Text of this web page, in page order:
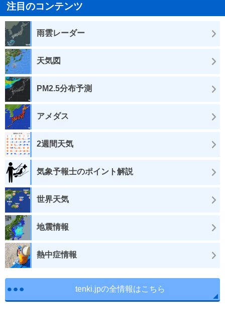
注目のコンテンツ
雨雲レーダー
天気図
PM2.5分布予測
アメダス
2週間天気
気象予報士のポイント解説
世界天気
地震情報
熱中症情報
tenki.jpの全情報はこちら